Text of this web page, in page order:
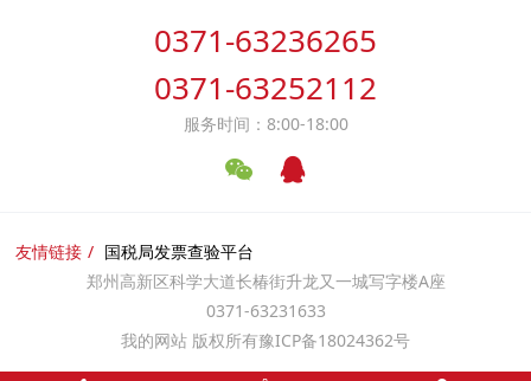
0371-63236265
0371-63252112
服务时间：8:00-18:00
友情链接
国税局发票查验平台
郑州高新区科学大道长椿街升龙又一城写字楼A座
0371-63231633
我的网站 版权所有豫ICP备18024362号